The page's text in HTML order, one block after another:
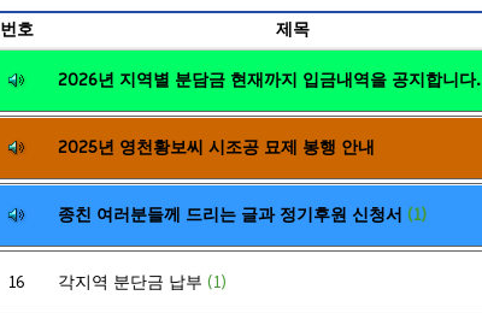
번호 제목
2026년 지역별 분담금 현재까지 입금내역을 공지합니다.
2025년 영천황보씨 시조공 묘제 봉행 안내
종친 여러분들께 드리는 글과 정기후원 신청서 (1)
16 각지역 분단금 납부 (1)